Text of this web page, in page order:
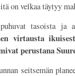
on velkaa täytyy
tasoista ja
virtausta
perustana
seitsemän